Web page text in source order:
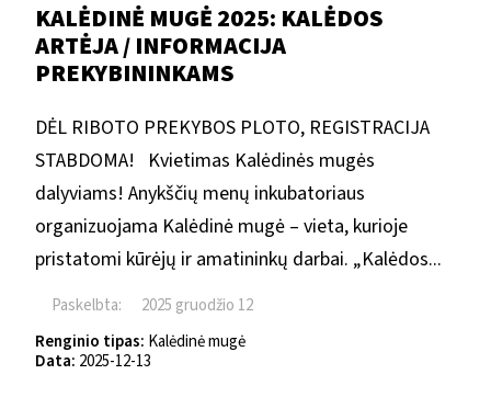
KALĖDINĖ MUGĖ 2025: KALĖDOS
ARTĖJA / INFORMACIJA
PREKYBININKAMS
DĖL RIBOTO PREKYBOS PLOTO, REGISTRACIJA
STABDOMA! Kvietimas Kalėdinės mugės
dalyviams! Anykščių menų inkubatoriaus
organizuojama Kalėdinė mugė – vieta, kurioje
pristatomi kūrėjų ir amatininkų darbai. „Kalėdos...
Paskelbta:
2025 gruodžio 12
Renginio tipas: Kalėdinė mugė
Data: 2025-12-13